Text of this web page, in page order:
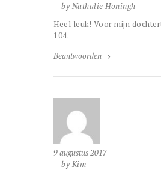
by Nathalie Honingh
Heel leuk! Voor mijn
104.
Beantwoorden
9 augustus 2017
by Kim